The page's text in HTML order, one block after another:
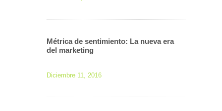
Métrica de sentimiento: La nueva era
del marketing
Diciembre 11, 2016